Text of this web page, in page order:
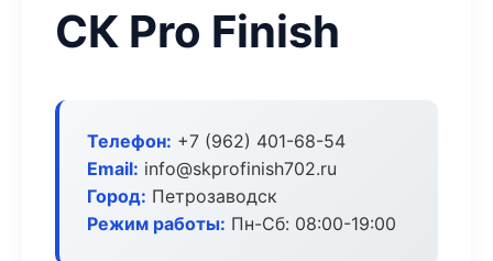
СК Pro Finish
Телефон: +7 (962) 401-68-54
Email: info@skprofinish702.ru
Город: Петрозаводск
Режим работы: Пн-Сб: 08:00-19:00